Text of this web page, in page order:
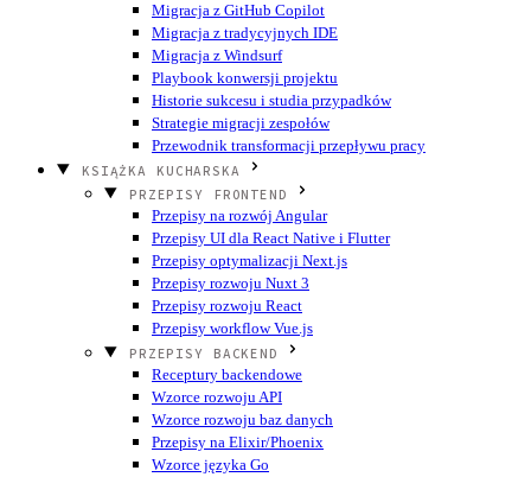
Migracja z GitHub Copilot
Migracja z tradycyjnych IDE
Migracja z Windsurf
Playbook konwersji projektu
Historie sukcesu i studia przypadków
Strategie migracji zespołów
Przewodnik transformacji przepływu pracy
KSIĄŻKA KUCHARSKA
PRZEPISY FRONTEND
Przepisy na rozwój Angular
Przepisy UI dla React Native i Flutter
Przepisy optymalizacji Next.js
Przepisy rozwoju Nuxt 3
Przepisy rozwoju React
Przepisy workflow Vue.js
PRZEPISY BACKEND
Receptury backendowe
Wzorce rozwoju API
Wzorce rozwoju baz danych
Przepisy na Elixir/Phoenix
Wzorce języka Go